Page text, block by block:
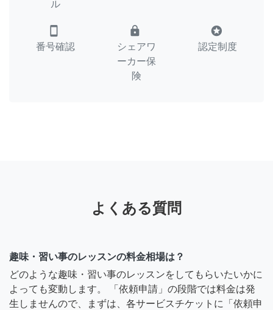
ル
smartphone
番号確認
lock
シェアワ
ーカー保
険
stars
認定制度
よくある質問
趣味・習い事のレッスンの料金相場は？
どのような趣味・習い事のレッスンをしてもらいたいかに
よっても変動します。 「依頼申請」の段階では料金は発
生しませんので、まずは、各サービスチケットに「依頼申